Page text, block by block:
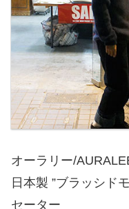
オーラリー/
日本製 ”ブラッシド
セーター